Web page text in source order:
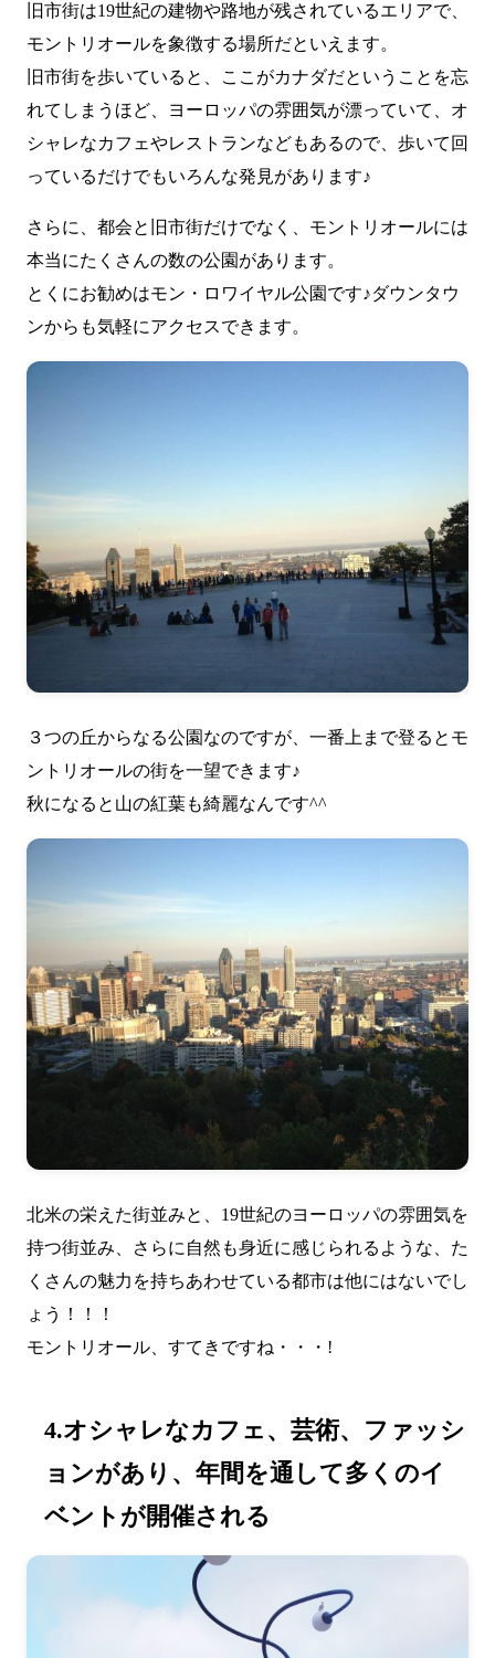
旧市街は19世紀の建物や路地が残されているエリアで、
モントリオールを象徴する場所だといえます。
旧市街を歩いていると、ここがカナダだということを忘
れてしまうほど、ヨーロッパの雰囲気が漂っていて、オ
シャレなカフェやレストランなどもあるので、歩いて回
っているだけでもいろんな発見があります♪
さらに、都会と旧市街だけでなく、モントリオールには
本当にたくさんの数の公園があります。
とくにお勧めはモン・ロワイヤル公園です♪ダウンタウ
ンからも気軽にアクセスできます。
３つの丘からなる公園なのですが、一番上まで登るとモ
ントリオールの街を一望できます♪
秋になると山の紅葉も綺麗なんです^^
北米の栄えた街並みと、19世紀のヨーロッパの雰囲気を
持つ街並み、さらに自然も身近に感じられるような、た
くさんの魅力を持ちあわせている都市は他にはないでし
ょう！！！
モントリオール、すてきですね・・・!
4.オシャレなカフェ、芸術、ファッシ
ョンがあり、年間を通して多くのイ
ベントが開催される